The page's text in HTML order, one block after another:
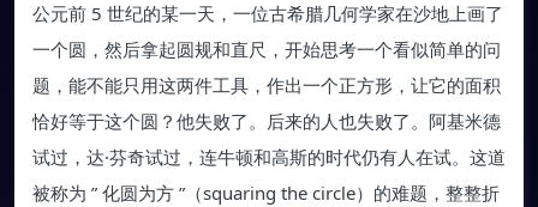
公元前 5 世纪的某一天，一位古希腊几何学家在沙地上画了
一个圆，然后拿起圆规和直尺，开始思考一个看似简单的问
题，能不能只用这两件工具，作出一个正方形，让它的面积
恰好等于这个圆？他失败了。后来的人也失败了。阿基米德
试过，达·芬奇试过，连牛顿和高斯的时代仍有人在试。这道
被称为 ” 化圆为方 ”（squaring the circle）的难题，整整折